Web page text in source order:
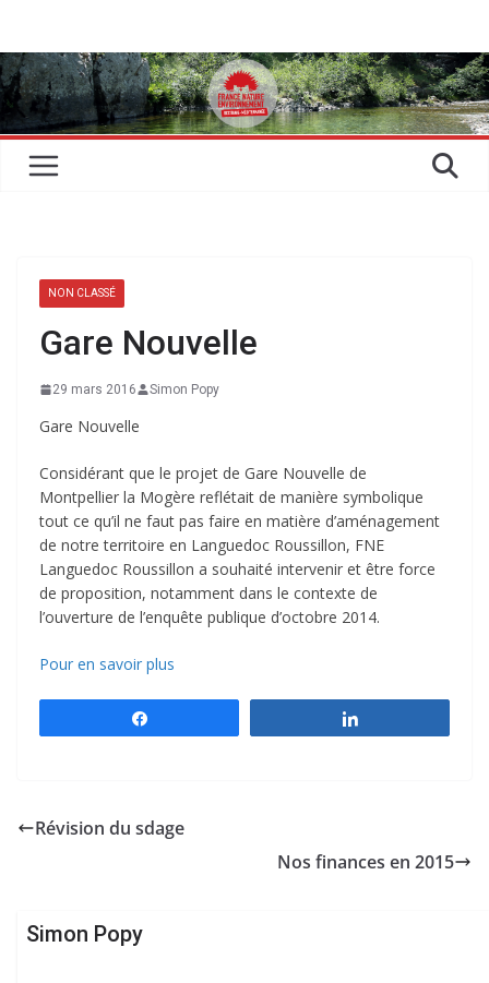
contenu
NON CLASSÉ
Gare Nouvelle
29 mars 2016 Simon Popy
Gare Nouvelle
Considérant que le projet de Gare Nouvelle de
Montpellier la Mogère reflétait de manière symbolique
tout ce qu’il ne faut pas faire en matière d’aménagement
de notre territoire en Languedoc Roussillon, FNE
Languedoc Roussillon a souhaité intervenir et être force
de proposition, notamment dans le contexte de
l’ouverture de l’enquête publique d’octobre 2014.
Pour en savoir plus
Révision du sdage
Nos finances en 2015
Simon Popy